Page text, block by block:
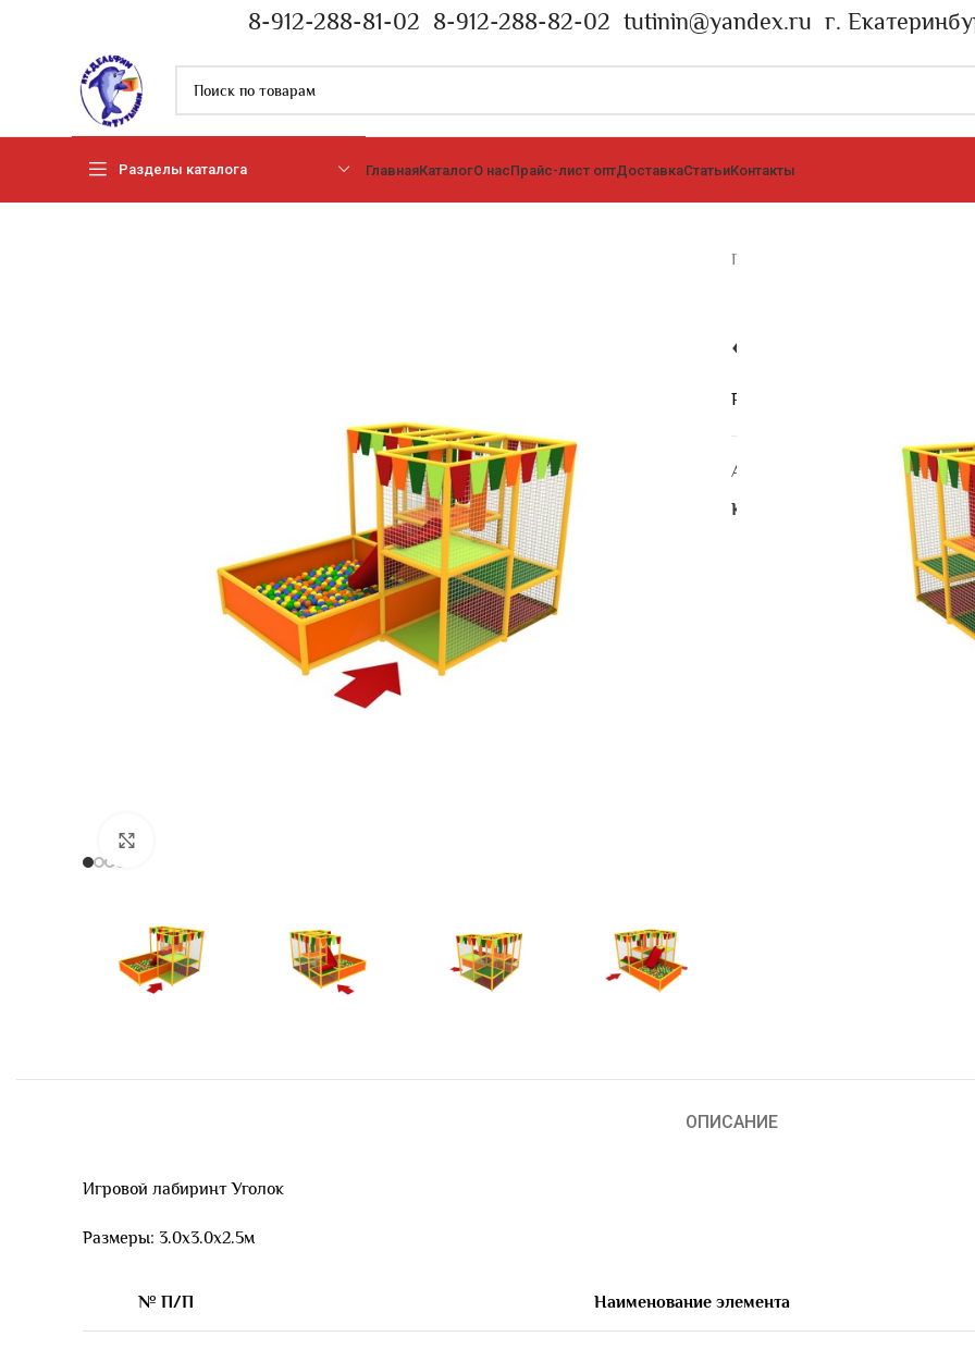
8-912-288-81-02 8-912-288-82-02 tutinin@yandex.ru г.
Разделы каталога ГлавнаяКаталогО насПрайс-лист оптДоставкаСтатьиКонтакты
Главная страница
«Уголок»
Размеры: Размеры:
Артикул:
Категория:
Игровые
ОПИСАНИЕ
Игровой лабиринт Уголок
Размеры: 3.0х3.0х2.5м
№ П/П Наименование элемента